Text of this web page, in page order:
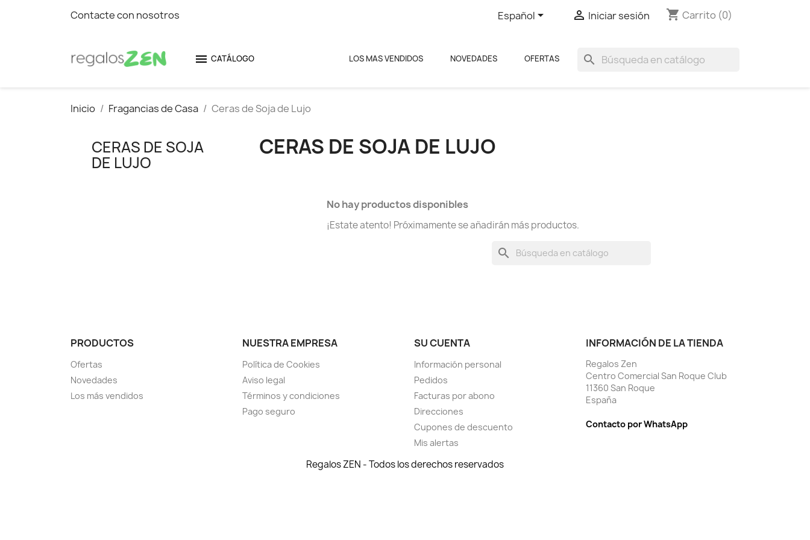
Contacte con nosotros Español  Iniciar sesión shopping_cart Carrito (0)
search
OFERTAS
NOVEDADES
LOS MAS VENDIDOS
 CATÁLOGO
Inicio Fragancias de Casa Ceras de Soja de Lujo
CERAS DE SOJA
DE LUJO
CERAS DE SOJA DE LUJO
No hay productos disponibles
¡Estate atento! Próximamente se añadirán más productos.
search
PRODUCTOS
Ofertas
Novedades
Los más vendidos
NUESTRA EMPRESA
Política de Cookies
Aviso legal
Términos y condiciones
Pago seguro
SU CUENTA
Información personal
Pedidos
Facturas por abono
Direcciones
Cupones de descuento
Mis alertas
INFORMACIÓN DE LA TIENDA
Regalos Zen
Centro Comercial San Roque Club
11360 San Roque
España
Contacto por WhatsApp
Regalos ZEN - Todos los derechos reservados